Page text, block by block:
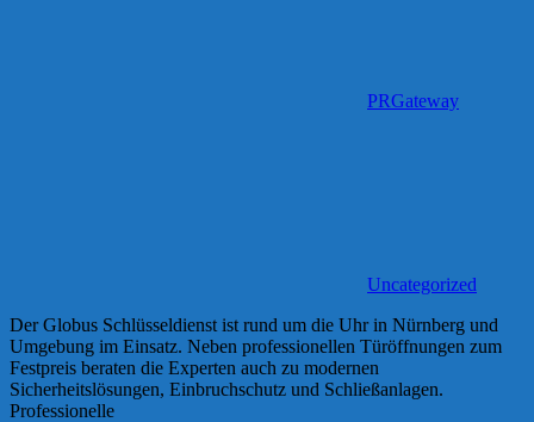
PRGateway
Uncategorized
Der Globus Schlüsseldienst ist rund um die Uhr in Nürnberg und
Umgebung im Einsatz. Neben professionellen Türöffnungen zum
Festpreis beraten die Experten auch zu modernen
Sicherheitslösungen, Einbruchschutz und Schließanlagen.
Professionelle